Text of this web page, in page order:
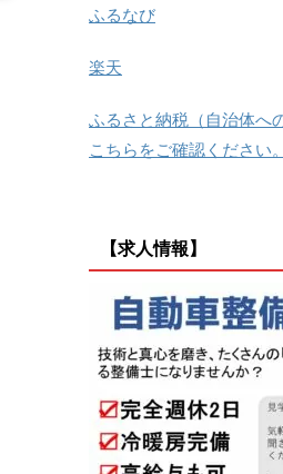
ふるなび
楽天
ふるさと納税（自治体へ
こちらをご確認ください。
【求人情報】